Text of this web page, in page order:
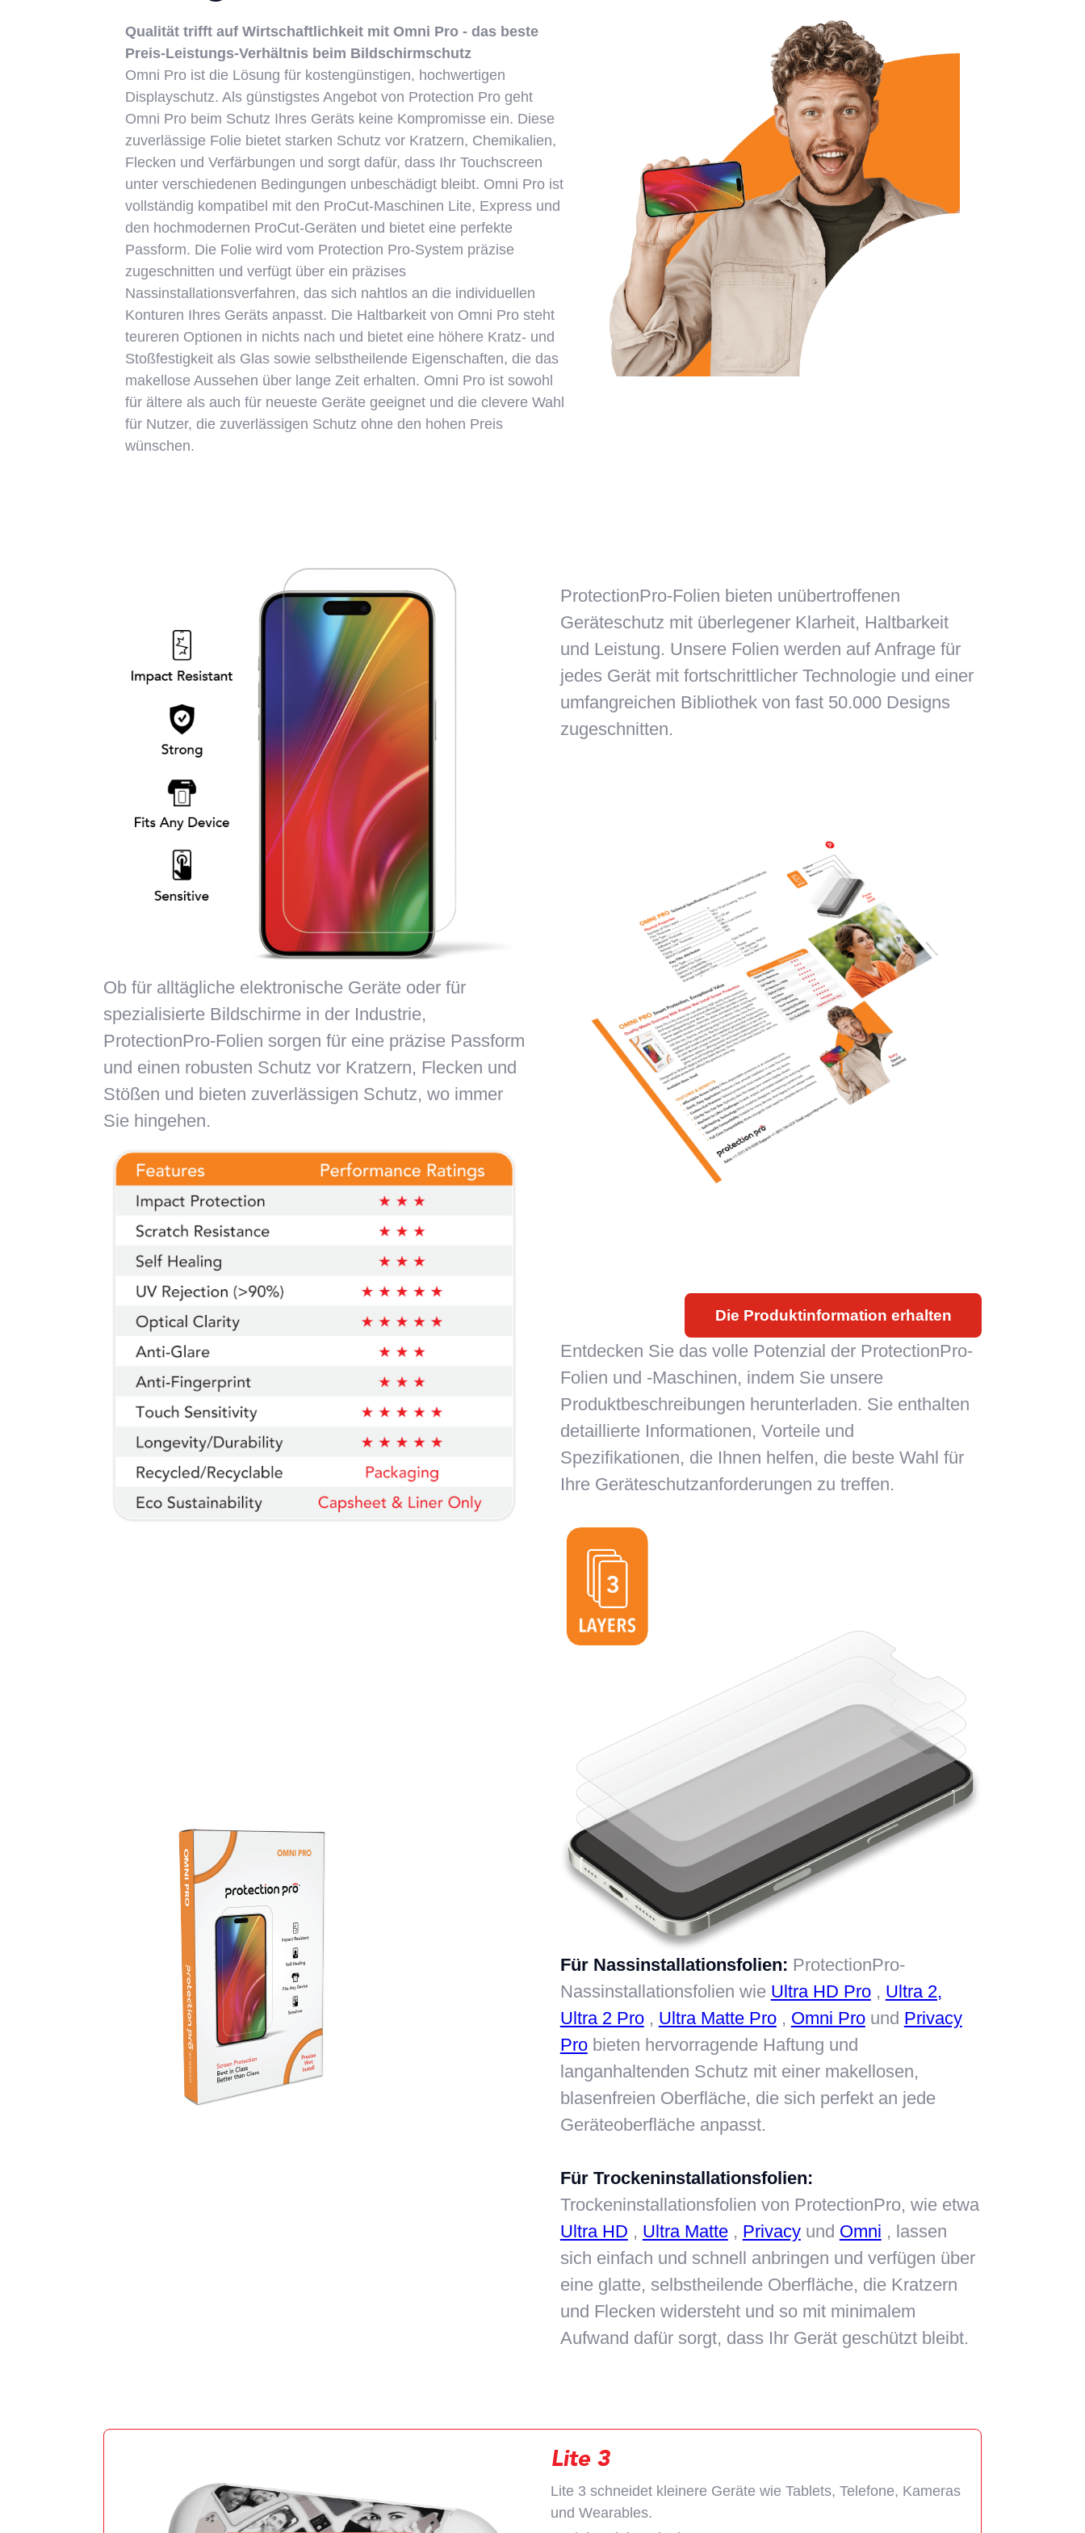
Qualität trifft auf Wirtschaftlichkeit mit Omni Pro - das beste
Preis-Leistungs-Verhältnis beim Bildschirmschutz
Omni Pro ist die Lösung für kostengünstigen, hochwertigen
Displayschutz. Als günstigstes Angebot von Protection Pro geht
Omni Pro beim Schutz Ihres Geräts keine Kompromisse ein. Diese
zuverlässige Folie bietet starken Schutz vor Kratzern, Chemikalien,
Flecken und Verfärbungen und sorgt dafür, dass Ihr Touchscreen
unter verschiedenen Bedingungen unbeschädigt bleibt. Omni Pro ist
vollständig kompatibel mit den ProCut-Maschinen Lite, Express und
den hochmodernen ProCut-Geräten und bietet eine perfekte
Passform. Die Folie wird vom Protection Pro-System präzise
zugeschnitten und verfügt über ein präzises
Nassinstallationsverfahren, das sich nahtlos an die individuellen
Konturen Ihres Geräts anpasst. Die Haltbarkeit von Omni Pro steht
teureren Optionen in nichts nach und bietet eine höhere Kratz- und
Stoßfestigkeit als Glas sowie selbstheilende Eigenschaften, die das
makellose Aussehen über lange Zeit erhalten. Omni Pro ist sowohl
für ältere als auch für neueste Geräte geeignet und die clevere Wahl
für Nutzer, die zuverlässigen Schutz ohne den hohen Preis
wünschen.
Ob für alltägliche elektronische Geräte oder für
spezialisierte Bildschirme in der Industrie,
ProtectionPro-Folien sorgen für eine präzise Passform
und einen robusten Schutz vor Kratzern, Flecken und
Stößen und bieten zuverlässigen Schutz, wo immer
Sie hingehen.
ProtectionPro-Folien bieten unübertroffenen
Geräteschutz mit überlegener Klarheit, Haltbarkeit
und Leistung. Unsere Folien werden auf Anfrage für
jedes Gerät mit fortschrittlicher Technologie und einer
umfangreichen Bibliothek von fast 50.000 Designs
zugeschnitten.
Die Produktinformation erhalten
Entdecken Sie das volle Potenzial der ProtectionPro-
Folien und -Maschinen, indem Sie unsere
Produktbeschreibungen herunterladen. Sie enthalten
detaillierte Informationen, Vorteile und
Spezifikationen, die Ihnen helfen, die beste Wahl für
Ihre Geräteschutzanforderungen zu treffen.
Für Nassinstallationsfolien: ProtectionPro-
Nassinstallationsfolien wie Ultra HD Pro, Ultra 2,
Ultra 2 Pro, Ultra Matte Pro, Omni Pround Privacy
Probieten hervorragende Haftung und
langanhaltenden Schutz mit einer makellosen,
blasenfreien Oberfläche, die sich perfekt an jede
Geräteoberfläche anpasst.
Für Trockeninstallationsfolien:
Trockeninstallationsfolien von ProtectionPro, wie etwa
Ultra HD , Ultra Matte, Privacyund Omni , lassen
sich einfach und schnell anbringen und verfügen über
eine glatte, selbstheilende Oberfläche, die Kratzern
und Flecken widersteht und so mit minimalem
Aufwand dafür sorgt, dass Ihr Gerät geschützt bleibt.
Lite 3
Lite 3 schneidet kleinere Geräte wie Tablets, Telefone, Kameras
und Wearables.